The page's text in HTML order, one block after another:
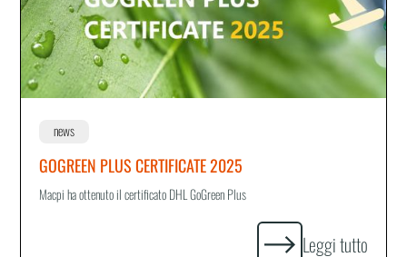
news
GOGREEN PLUS CERTIFICATE 2025
Macpi ha ottenuto il certificato DHL GoGreen Plus
Leggi tutto